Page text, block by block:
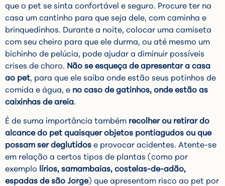
que o pet se sinta confortável e seguro. Procure ter na
casa um cantinho para que seja dele, com caminha e
brinquedinhos. Durante a noite, colocar uma camiseta
com seu cheiro para que ele durma, ou até mesmo um
bichinho de pelúcia, pode ajudar a diminuir possíveis
crises de choro. Não se esqueça de apresentar a casa
ao pet, para que ele saiba onde estão seus potinhos de
comida e água, e no caso de gatinhos, onde estão as
caixinhas de areia.
É de suma importância também recolher ou retirar do
alcance do pet quaisquer objetos pontiagudos ou que
possam ser deglutidos e provocar acidentes. Atente-se
em relação a certos tipos de plantas (como por
exemplo lírios, samambaias, costelas-de-adão,
espadas de são Jorge) que apresentam risco ao pet por